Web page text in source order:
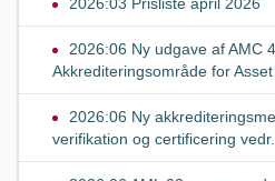
2026:06 Ny udgave af AMC
Akkrediteringsområde for
2026:06 Ny
verifikation og certificering